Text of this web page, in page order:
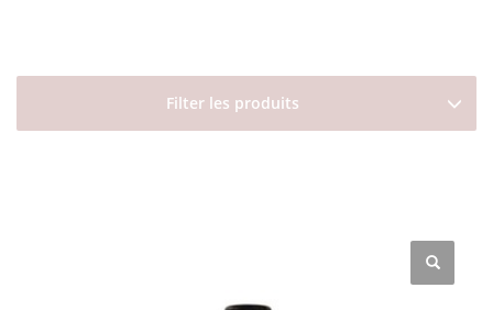
Filter les produits